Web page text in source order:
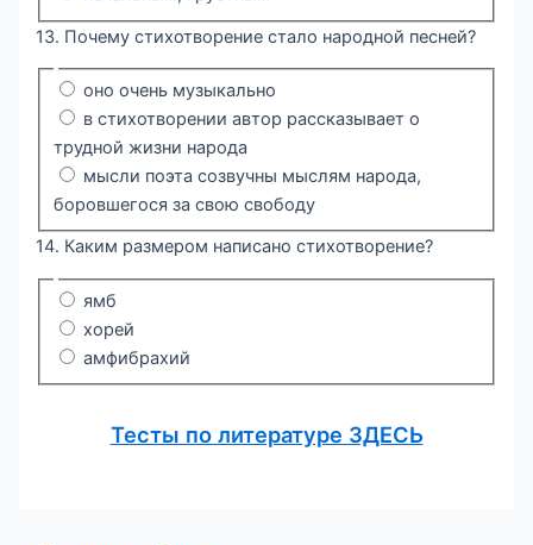
13. Почему стихотворение стало народной песней?
оно очень музыкально
в стихотворении автор рассказывает о
трудной жизни народа
мысли поэта созвучны мыслям народа,
боровшегося за свою свободу
14. Каким размером написано стихотворение?
ямб
хорей
амфибрахий
Тесты по литературе ЗДЕСЬ